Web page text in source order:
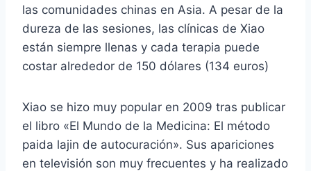
las comunidades chinas en Asia. A pesar de la
dureza de las sesiones, las clínicas de Xiao
están siempre llenas y cada terapia puede
costar alrededor de 150 dólares (134 euros)
Xiao se hizo muy popular en 2009 tras publicar
el libro «El Mundo de la Medicina: El método
paida lajin de autocuración». Sus apariciones
en televisión son muy frecuentes y ha realizado